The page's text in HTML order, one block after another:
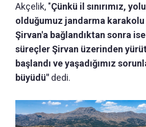
Akçelik, "Çünkü il sınırımız,
olduğumuz jandarma karakolu
Şirvan'a bağlandıktan sonra
süreçler Şirvan üzerinden
başlandı ve yaşadığımız
büyüdü" dedi.